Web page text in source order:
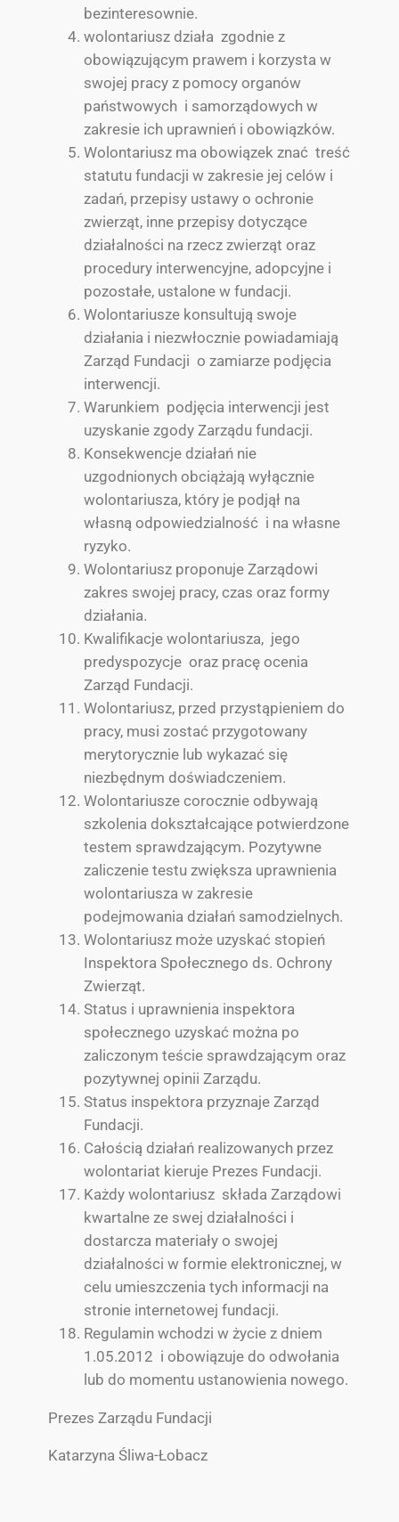
bezinteresownie.
wolontariusz działa zgodnie z
obowiązującym prawem i korzysta w
swojej pracy z pomocy organów
państwowych i samorządowych w
zakresie ich uprawnień i obowiązków.
Wolontariusz ma obowiązek znać treść
statutu fundacji w zakresie jej celów i
zadań, przepisy ustawy o ochronie
zwierząt, inne przepisy dotyczące
działalności na rzecz zwierząt oraz
procedury interwencyjne, adopcyjne i
pozostałe, ustalone w fundacji.
Wolontariusze konsultują swoje
działania i niezwłocznie powiadamiają
Zarząd Fundacji o zamiarze podjęcia
interwencji.
Warunkiem podjęcia interwencji jest
uzyskanie zgody Zarządu fundacji.
Konsekwencje działań nie
uzgodnionych obciążają wyłącznie
wolontariusza, który je podjął na
własną odpowiedzialność i na własne
ryzyko.
Wolontariusz proponuje Zarządowi
zakres swojej pracy, czas oraz formy
działania.
Kwalifikacje wolontariusza, jego
predyspozycje oraz pracę ocenia
Zarząd Fundacji.
Wolontariusz, przed przystąpieniem do
pracy, musi zostać przygotowany
merytorycznie lub wykazać się
niezbędnym doświadczeniem.
Wolontariusze corocznie odbywają
szkolenia dokształcające potwierdzone
testem sprawdzającym. Pozytywne
zaliczenie testu zwiększa uprawnienia
wolontariusza w zakresie
podejmowania działań samodzielnych.
Wolontariusz może uzyskać stopień
Inspektora Społecznego ds. Ochrony
Zwierząt.
Status i uprawnienia inspektora
społecznego uzyskać można po
zaliczonym teście sprawdzającym oraz
pozytywnej opinii Zarządu.
Status inspektora przyznaje Zarząd
Fundacji.
Całością działań realizowanych przez
wolontariat kieruje Prezes Fundacji.
Każdy wolontariusz składa Zarządowi
kwartalne ze swej działalności i
dostarcza materiały o swojej
działalności w formie elektronicznej, w
celu umieszczenia tych informacji na
stronie internetowej fundacji.
Regulamin wchodzi w życie z dniem
1.05.2012 i obowiązuje do odwołania
lub do momentu ustanowienia nowego.
Prezes Zarządu Fundacji
Katarzyna Śliwa-Łobacz